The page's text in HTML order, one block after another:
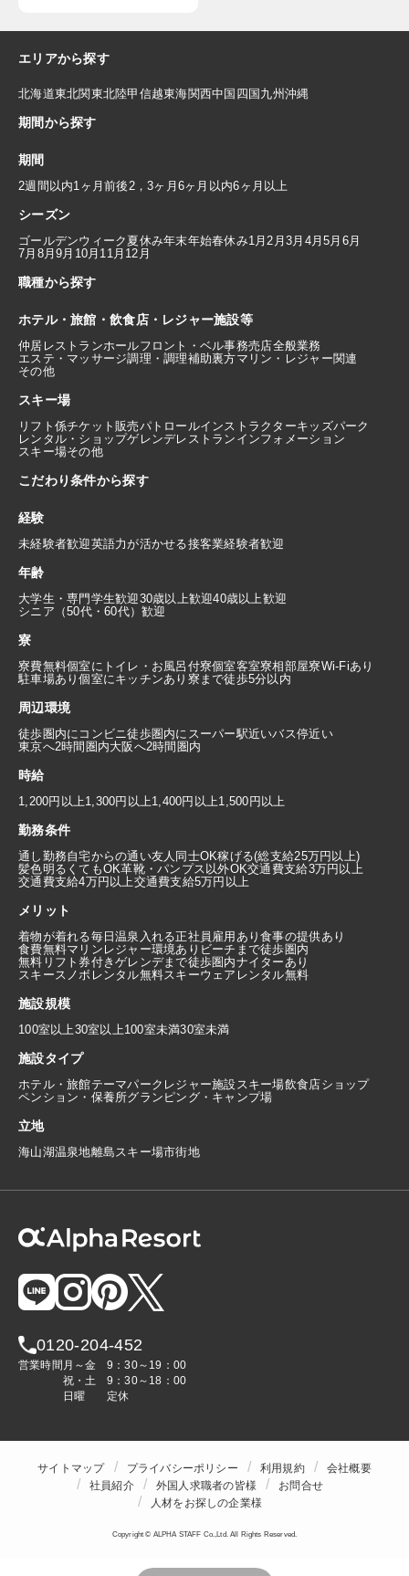
エリアから探す
北海道東北関東北陸甲信越東海関西中国 四国 九州 沖縄
期間から探す
期間
2週間以内1ヶ月前後2，3ヶ月 6ヶ月以内6ヶ月以上
シーズン
ゴールデンウィーク 夏休み年末年始春休み1月2月3月 4月5月 6月
7月 8月9月 10月 11月 12月
職種から探す
ホテル・旅館・飲食店・レジャー施設等
仲居 レストランホールフロント・ベル事務売店全般業務
エステ・マッサージ調理・調理補助裏方マリン・レジャー関連
その他
スキー場
リフト係チケット販売パトロールインストラクターキッズパーク
レンタル・ショップゲレンデレストラン インフォメーション
スキー場その他
こだわり条件から探す
経験
未経験者歓迎英語力が活かせる接客業経験者歓迎
年齢
大学生・専門学生歓迎30歳以上歓迎40歳以上歓迎
シニア（50代・60代）歓迎
寮
寮費無料個室にトイレ・お風呂付寮個室客室寮相部屋寮Wi-Fiあり
駐車場あり個室にキッチンあり 寮まで徒歩5分以内
周辺環境
徒歩圏内にコンビニ徒歩圏内にスーパー駅近いバス停近い
東京へ2時間圏内大阪へ2時間圏内
時給
1,200円以上1,300円以上1,400円以上1,500円以上
勤務条件
通し勤務自宅からの通い友人同士OK稼げる(総支給25万円以上)
髪色明るくてもOK革靴・パンプス以外OK交通費支給3万円以上
交通費支給4万円以上交通費支給5万円以上
メリット
着物が着れる毎日温泉入れる正社員雇用あり食事の提供あり
食費無料マリンレジャー環境あり ビーチまで徒歩圏内
無料リフト券付きゲレンデまで徒歩圏内ナイターあり
スキースノボレンタル無料スキーウェアレンタル無料
施設規模
100室以上30室以上100室未満30室未満
施設タイプ
ホテル・旅館テーマパーク レジャー施設スキー場飲食店ショップ
ペンション・保養所グランピング・キャンプ場
立地
海山湖温泉地離島スキー場市街地
0120-204-452
営業時間 月～金
9：30～19：00
祝・土
9：30～18：00
日曜
定休
サイトマップ プライバシーポリシー 利用規約
会社概要
社員紹介
外国人求職者の皆様
お問合せ
人材をお探しの企業様
Copyright © ALPHA STAFF Co.,Ltd. All Rights Reserved.